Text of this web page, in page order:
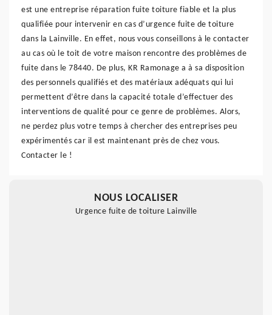
est une entreprise réparation fuite toiture fiable et la plus
qualifiée pour intervenir en cas d’urgence fuite de toiture
dans la Lainville. En effet, nous vous conseillons à le contacter
au cas où le toit de votre maison rencontre des problèmes de
fuite dans le 78440. De plus, KR Ramonage a à sa disposition
des personnels qualifiés et des matériaux adéquats qui lui
permettent d’être dans la capacité totale d’effectuer des
interventions de qualité pour ce genre de problèmes. Alors,
ne perdez plus votre temps à chercher des entreprises peu
expérimentés car il est maintenant près de chez vous.
Contacter le !
NOUS LOCALISER
Urgence fuite de toiture Lainville